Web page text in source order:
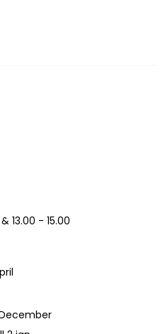
13.00 - 15.00